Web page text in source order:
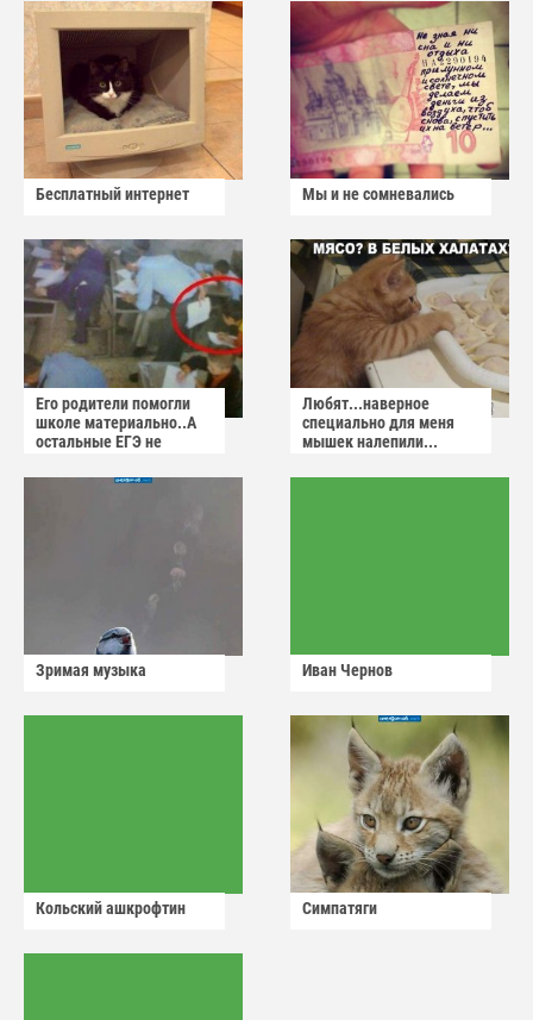
Бесплатный интернет Мы и не сомневались
Его родители помогли
школе материально..А
остальные ЕГЭ не
Любят...наверное
специально для меня
мышек налепили...
Зримая музыка Иван Чернов
Кольский ашкрофтин Симпатяги